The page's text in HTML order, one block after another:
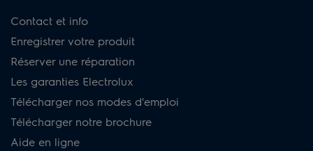
Contact et info
Enregistrer votre produit
Réserver une réparation
Les garanties Electrolux
Télécharger nos modes d'emploi
Télécharger notre brochure
Aide en ligne